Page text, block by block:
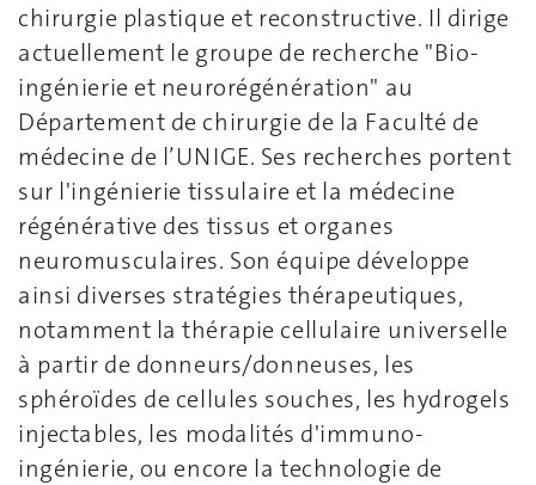
chirurgie plastique et reconstructive. Il dirige
actuellement le groupe de recherche "Bio-
ingénierie et neurorégénération" au
Département de chirurgie de la Faculté de
médecine de l’UNIGE. Ses recherches portent
sur l'ingénierie tissulaire et la médecine
régénérative des tissus et organes
neuromusculaires. Son équipe développe
ainsi diverses stratégies thérapeutiques,
notamment la thérapie cellulaire universelle
à partir de donneurs/donneuses, les
sphéroïdes de cellules souches, les hydrogels
injectables, les modalités d'immuno-
ingénierie, ou encore la technologie de